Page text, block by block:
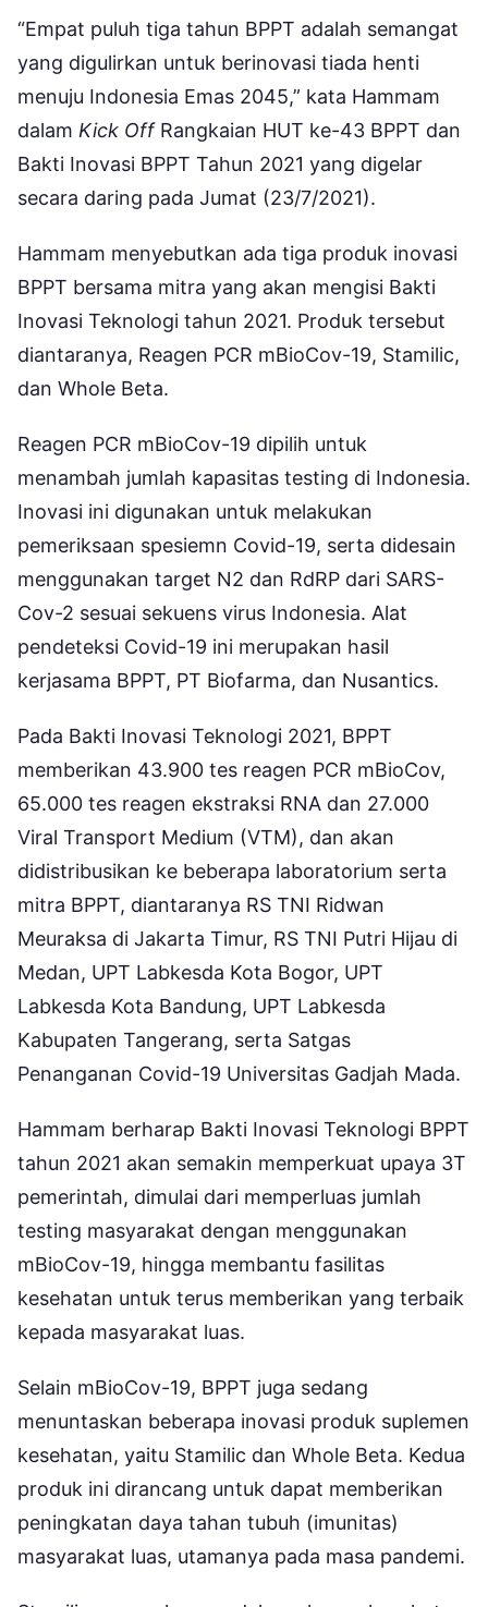
“Empat puluh tiga tahun BPPT adalah semangat
yang digulirkan untuk berinovasi tiada henti
menuju Indonesia Emas 2045,” kata Hammam
dalam Kick Off Rangkaian HUT ke-43 BPPT dan
Bakti Inovasi BPPT Tahun 2021 yang digelar
secara daring pada Jumat (23/7/2021).
Hammam menyebutkan ada tiga produk inovasi
BPPT bersama mitra yang akan mengisi Bakti
Inovasi Teknologi tahun 2021. Produk tersebut
diantaranya, Reagen PCR mBioCov-19, Stamilic,
dan Whole Beta.
Reagen PCR mBioCov-19 dipilih untuk
menambah jumlah kapasitas testing di Indonesia.
Inovasi ini digunakan untuk melakukan
pemeriksaan spesiemn Covid-19, serta didesain
menggunakan target N2 dan RdRP dari SARS-
Cov-2 sesuai sekuens virus Indonesia. Alat
pendeteksi Covid-19 ini merupakan hasil
kerjasama BPPT, PT Biofarma, dan Nusantics.
Pada Bakti Inovasi Teknologi 2021, BPPT
memberikan 43.900 tes reagen PCR mBioCov,
65.000 tes reagen ekstraksi RNA dan 27.000
Viral Transport Medium (VTM), dan akan
didistribusikan ke beberapa laboratorium serta
mitra BPPT, diantaranya RS TNI Ridwan
Meuraksa di Jakarta Timur, RS TNI Putri Hijau di
Medan, UPT Labkesda Kota Bogor, UPT
Labkesda Kota Bandung, UPT Labkesda
Kabupaten Tangerang, serta Satgas
Penanganan Covid-19 Universitas Gadjah Mada.
Hammam berharap Bakti Inovasi Teknologi BPPT
tahun 2021 akan semakin memperkuat upaya 3T
pemerintah, dimulai dari memperluas jumlah
testing masyarakat dengan menggunakan
mBioCov-19, hingga membantu fasilitas
kesehatan untuk terus memberikan yang terbaik
kepada masyarakat luas.
Selain mBioCov-19, BPPT juga sedang
menuntaskan beberapa inovasi produk suplemen
kesehatan, yaitu Stamilic dan Whole Beta. Kedua
produk ini dirancang untuk dapat memberikan
peningkatan daya tahan tubuh (imunitas)
masyarakat luas, utamanya pada masa pandemi.